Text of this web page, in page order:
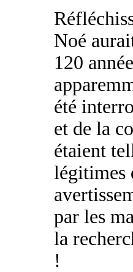
Noé
120
été
et de la
étaient
légitimes
par les
la
!